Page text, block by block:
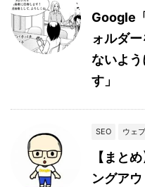
Google
ォルダ
ないよ
す」
SEO ウェ
【まと
ングア